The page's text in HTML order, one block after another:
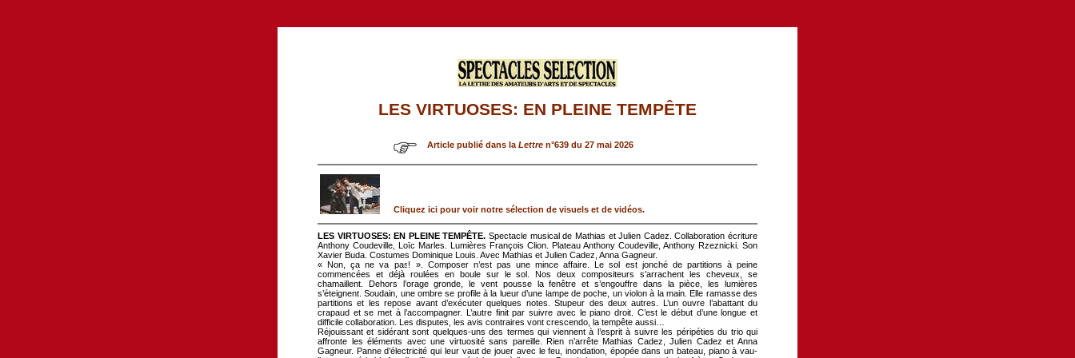
LES VIRTUOSES: EN PLEINE TEMPÊTE
Article publié dans la Lettre n°639 du 27 mai 2026
Cliquez ici pour voir notre sélection de visuels et de vidéos.
LES VIRTUOSES: EN PLEINE TEMPÊTE. Spectacle musical de Mathias et Julien Cadez. Collaboration écriture
Anthony Coudeville, Loïc Marles. Lumières François Clion. Plateau Anthony Coudeville, Anthony Rzeznicki. Son
Xavier Buda. Costumes Dominique Louis. Avec Mathias et Julien Cadez, Anna Gagneur.
« Non, ça ne va pas! ». Composer n’est pas une mince affaire. Le sol est jonché de partitions à peine
commencées et déjà roulées en boule sur le sol. Nos deux compositeurs s’arrachent les cheveux, se
chamaillent. Dehors l’orage gronde, le vent pousse la fenêtre et s’engouffre dans la pièce, les lumières
s’éteignent. Soudain, une ombre se profile à la lueur d’une lampe de poche, un violon à la main. Elle ramasse des
partitions et les repose avant d’exécuter quelques notes. Stupeur des deux autres. L’un ouvre l’abattant du
crapaud et se met à l’accompagner. L’autre finit par suivre avec le piano droit. C’est le début d’une longue et
difficile collaboration. Les disputes, les avis contraires vont crescendo, la tempête aussi…
Réjouissant et sidérant sont quelques-uns des termes qui viennent à l’esprit à suivre les péripéties du trio qui
affronte les éléments avec une virtuosité sans pareille. Rien n’arrête Mathias Cadez, Julien Cadez et Anna
Gagneur. Panne d’électricité qui leur vaut de jouer avec le feu, inondation, épopée dans un bateau, piano à vau-